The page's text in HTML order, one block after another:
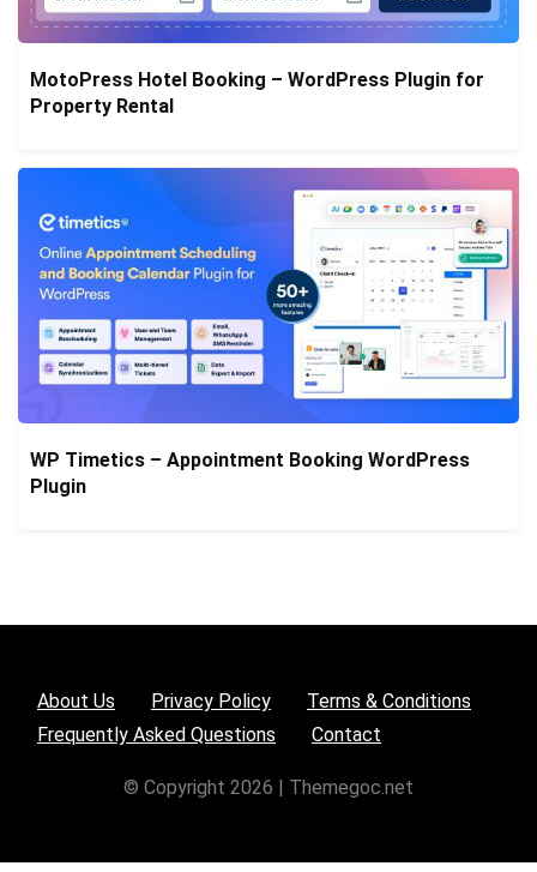
MotoPress Hotel Booking – WordPress Plugin for
Property Rental
WP Timetics – Appointment Booking WordPress
Plugin
About Us Privacy Policy
Terms & Conditions
Frequently Asked Questions
Contact
© Copyright 2026 | Themegoc.net